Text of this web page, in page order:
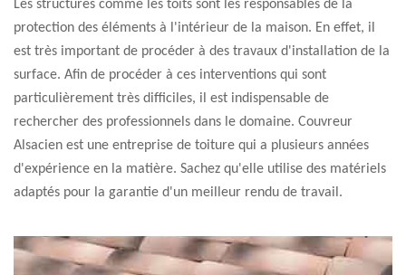
Les structures comme les toits sont les responsables de la
protection des éléments à l'intérieur de la maison. En effet, il
est très important de procéder à des travaux d'installation de la
surface. Afin de procéder à ces interventions qui sont
particulièrement très difficiles, il est indispensable de
rechercher des professionnels dans le domaine. Couvreur
Alsacien est une entreprise de toiture qui a plusieurs années
d'expérience en la matière. Sachez qu'elle utilise des matériels
adaptés pour la garantie d'un meilleur rendu de travail.